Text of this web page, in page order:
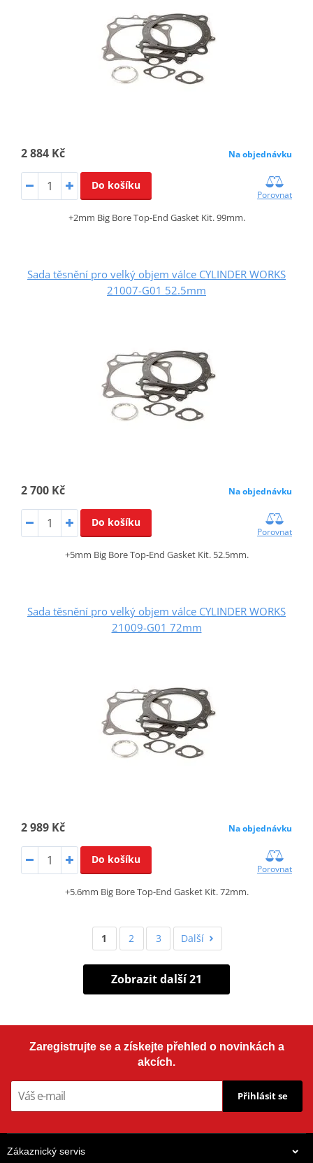
2 884 Kč Na objednávku
Do košíku
Porovnat
+2mm Big Bore Top-End Gasket Kit. 99mm.
Sada těsnění pro velký objem válce CYLINDER WORKS
21007-G01 52.5mm
2 700 Kč Na objednávku
Do košíku
Porovnat
+5mm Big Bore Top-End Gasket Kit. 52.5mm.
Sada těsnění pro velký objem válce CYLINDER WORKS
21009-G01 72mm
2 989 Kč Na objednávku
Do košíku
Porovnat
+5.6mm Big Bore Top-End Gasket Kit. 72mm.
1 2 3 Další
Zobrazit další 21
Zaregistrujte se a získejte přehled o novinkách a
akcích.
Přihlásit se
Zákaznický servis